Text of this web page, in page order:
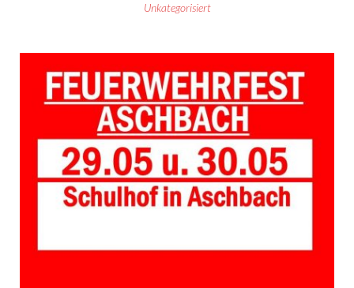
Unkategorisiert